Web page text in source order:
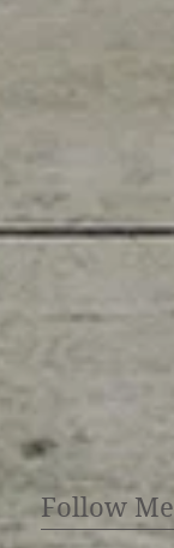
Follow Me